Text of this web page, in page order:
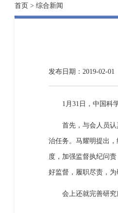
首页 > 综合新闻
发布日期：2019-02-01
1月31日，中国科学
首先，与会人员认真
治任务。马耀明提出
度，加强监督执纪问
好监督，履职尽责，
会上还就完善研究所